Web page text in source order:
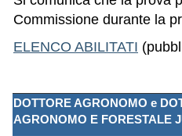
Commissione durante la
ELENCO ABILITATI
DOTTORE AGRONOMO e
AGRONOMO E FORESTALE